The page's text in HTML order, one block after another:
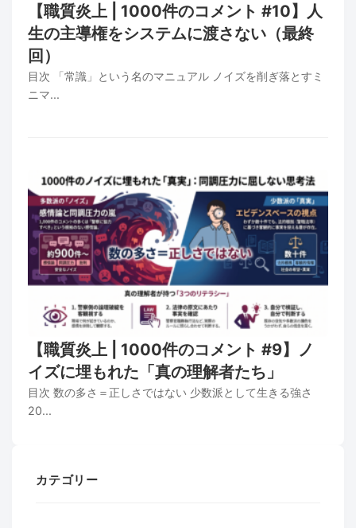
【職質炎上 | 1000件のコメント #10】人
生の主導権をシステムに渡さない（最終
回）
目次 「常識」という名のマニュアル ノイズを削ぎ落とすミ
ニマ...
【職質炎上 | 1000件のコメント #9】ノ
イズに埋もれた「真の理解者たち」
目次 数の多さ＝正しさではない 少数派として生きる強さ
20...
カテゴリー